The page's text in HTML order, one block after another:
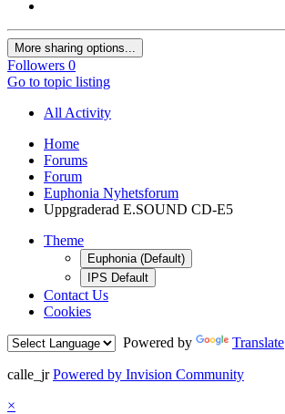
More sharing options...
Followers 0
Go to topic listing
All Activity
Home
Forums
Forum
Euphonia Nyhetsforum
Uppgraderad E.SOUND CD-E5
Theme
Euphonia (Default)
IPS Default
Contact Us
Cookies
Powered by
Translate
calle_jr Powered by Invision Community
×